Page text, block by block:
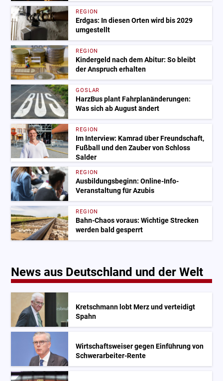
REGION
Erdgas: In diesen Orten wird bis 2029
umgestellt
REGION
Kindergeld nach dem Abitur: So bleibt
der Anspruch erhalten
GOSLAR
HarzBus plant Fahrplanänderungen:
Was sich ab August ändert
REGION
Im Interview: Kamrad über Freundschaft,
Fußball und den Zauber von Schloss
Salder
REGION
Ausbildungsbeginn: Online-Info-
Veranstaltung für Azubis
REGION
Bahn-Chaos voraus: Wichtige Strecken
werden bald gesperrt
News aus Deutschland und der Welt
Kretschmann lobt Merz und verteidigt
Spahn
Wirtschaftsweiser gegen Einführung von
Schwerarbeiter-Rente